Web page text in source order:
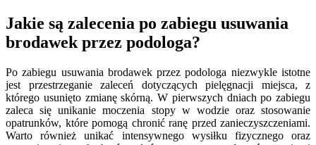
Jakie są zalecenia po zabiegu usuwania
brodawek przez podologa?
Po zabiegu usuwania brodawek przez podologa niezwykle istotne
jest przestrzeganie zaleceń dotyczących pielęgnacji miejsca, z
którego usunięto zmianę skórną. W pierwszych dniach po zabiegu
zaleca się unikanie moczenia stopy w wodzie oraz stosowanie
opatrunków, które pomogą chronić ranę przed zanieczyszczeniami.
Warto również unikać intensywnego wysiłku fizycznego oraz